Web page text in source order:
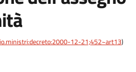
12-21;452~art13)